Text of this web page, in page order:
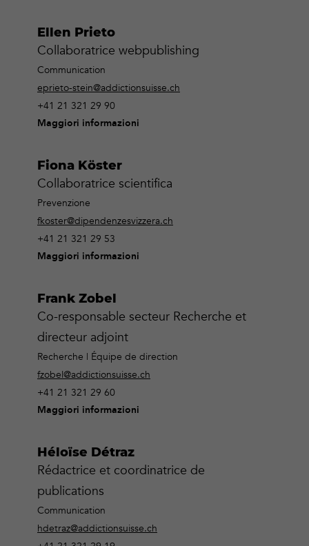
Ellen Prieto
Collaboratrice webpublishing
Communication
eprieto-stein@addictionsuisse.ch
+41 21 321 29 90
Maggiori informazioni
Fiona Köster
Collaboratrice scientifica
Prevenzione
fkoster@dipendenzesvizzera.ch
+41 21 321 29 53
Maggiori informazioni
Frank Zobel
Co-responsable secteur Recherche et
directeur adjoint
Recherche | Équipe de direction
fzobel@addictionsuisse.ch
+41 21 321 29 60
Maggiori informazioni
Héloïse Détraz
Rédactrice et coordinatrice de
publications
Communication
hdetraz@addictionsuisse.ch